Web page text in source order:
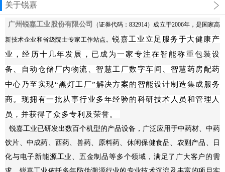
关于锐嘉
广州锐嘉工业股份有限公司 （证券代码：832914）成立于2006年，是国家高
新技术企业和省级院士专家工作站点。锐嘉工业立足服务于大健康产
业，经历十几年发展，已成为一家专注在 智能称重包装设
备、自动仓储厂内物流、智慧工厂数字车间、智慧药房配药
中心乃至实现“黑灯工厂”解决方案的智能设计制造集成服务
商。 现拥有一批从事行业多年经验的科研技术人员和管理人
员，并获得了众多专利及荣誉。
锐嘉工业已研发出数百个机型的产品设备，广泛应用于中药材、中药
饮片、中成药、西药、兽药、原料药、休闲保健食品、农副产品、日
化与电子新能源工业、五金制品等多个领域，满足了广大客户的需